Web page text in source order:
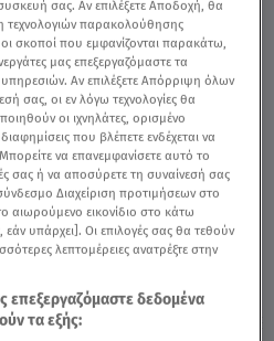
ΑΣΗ ΜΠΗΛΙΟΥ ΖΩΔΙΑ
ΗΜΕΡΗΣΙΕΣ ΠΡΟΒΛΕΨΕΙΣ
σας. Αν επιλέξετε Αποδοχή, θα
τεχνολογιών παρακολούθησης
σκοποί που εμφανίζονται παρακάτω,
μας επεξεργαζόμαστε τα
Αν επιλέξετε Απόρριψη όλων
σας, οι εν λόγω τεχνολογίες θα
οι ιχνηλάτες, ορισμένο
που βλέπετε ενδέχεται να
να επανεμφανίσετε αυτό το
σας ή να αποσύρετε τη συναίνεσή σας
Διαχείριση προτιμήσεων στο
αιωρούμενο εικονίδιο στο κάτω
εάν υπάρχει]. Οι επιλογές σας θα τεθούν
λεπτομέρειες ανατρέξτε στην
επεξεργαζόμαστε δεδομένα
τα εξής: